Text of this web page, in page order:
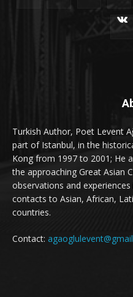
Turkish Author, Poet Levent
part of Istanbul, in the
Kong from 1997 to 2001; He
the approaching Great Asian
observations and
contacts to Asian, African,
countries.
Contact: